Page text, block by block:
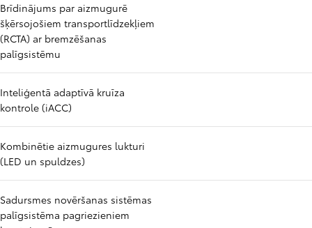
Brīdinājums par aizmugurē
šķērsojošiem transportlīdzekļiem
(RCTA) ar bremzēšanas
palīgsistēmu
Inteliģentā adaptīvā kruīza
kontrole (iACC)
Kombinētie aizmugures lukturi
(LED un spuldzes)
Sadursmes novēršanas sistēmas
palīgsistēma pagriezieniem